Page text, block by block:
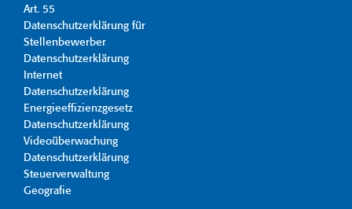
Art. 55
Datenschutzerklärung für
Stellenbewerber
Datenschutzerklärung
Internet
Datenschutzerklärung
Energieeffizienzgesetz
Datenschutzerklärung
Videoüberwachung
Datenschutzerklärung
Steuerverwaltung
Geografie